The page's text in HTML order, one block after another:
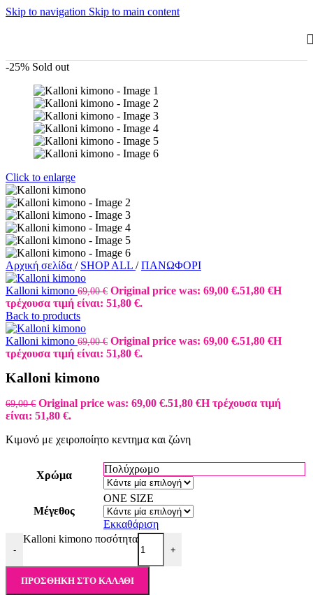
Skip to navigation Skip to main content
-25% Sold out
Click to enlarge
Αρχική σελίδα / SHOP ALL / ΠΑΝΩΦΟΡΙ
Kalloni kimono 69,00€ Original price was: 69,00 €.51,80 €Η
τρέχουσα τιμή είναι: 51,80 €.
Back to products
Kalloni kimono 69,00€ Original price was: 69,00 €.51,80 €Η
τρέχουσα τιμή είναι: 51,80 €.
Kalloni kimono
69,00€ Original price was: 69,00 €.51,80 €Η τρέχουσα τιμή
είναι: 51,80 €.
Κιμονό με χειροποίητο κεντημα και ζώνη
Χρώμα
Πολύχρωμο
Μέγεθος
ONE SIZE
Εκκαθάριση
-
Kalloni kimono ποσότητα
+
ΠΡΟΣΘΉΚΗ ΣΤΟ ΚΑΛΆΘΙ